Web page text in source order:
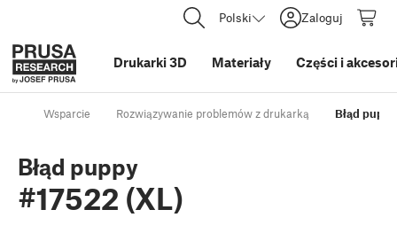
Polski Zaloguj
Drukarki 3D Materiały Części i
Wsparcie Rozwiązywanie problemów z drukarką Błąd
Błąd puppy
#17522 (XL)